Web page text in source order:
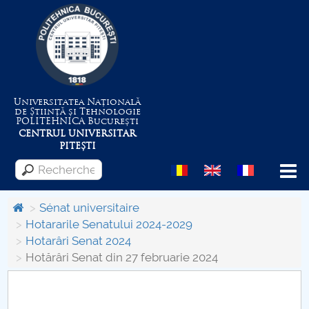
Universitatea Națională
de Știință și Tehnologie
POLITEHNICABucurești
CENTRUL UNIVERSITAR
PITEȘTI
Menu
Despre Universitate
Centrul de Management al Proiectelor
Sénat universitaire
Hotararile Senatului 2024-2029
Hotarâri Senat 2024
Hotărâri Senat din 27 februarie 2024